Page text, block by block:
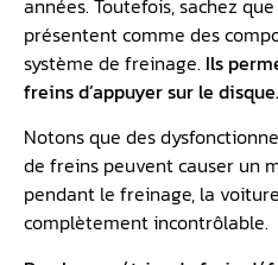
présentent comme des
système de freinage. Ils
freins d’appuyer sur le disque.
Notons que des
de freins peuvent causer un
pendant le freinage, la
complètement incontrôlable.